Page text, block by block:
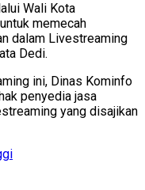
Wali Kota
memecah
dalam Livestreaming
Dedi.
ini, Dinas Kominfo
penyedia jasa
yang disajikan